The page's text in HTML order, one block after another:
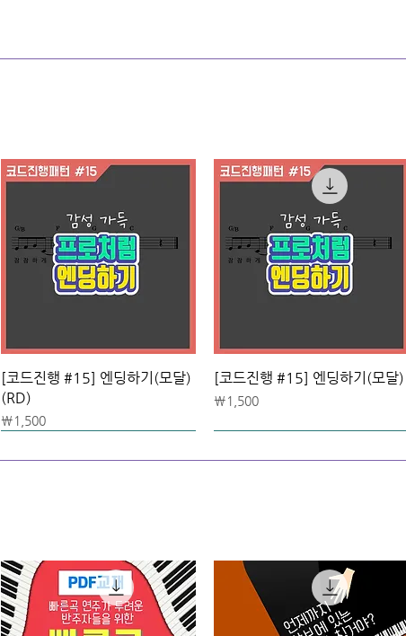
[코드진행 #15] 엔딩하기(모달)
(RD)
가격
₩1,500
[코드진행 #15] 엔딩하기(모달)
가격
₩1,500